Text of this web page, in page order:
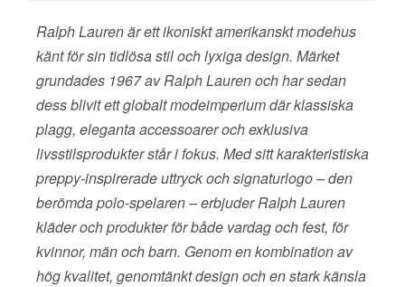
Ralph Lauren är ett ikoniskt amerikanskt modehus
känt för sin tidlösa stil och lyxiga design. Märket
grundades 1967 av Ralph Lauren och har sedan
dess blivit ett globalt modeimperium där klassiska
plagg, eleganta accessoarer och exklusiva
livsstilsprodukter står i fokus. Med sitt karakteristiska
preppy-inspirerade uttryck och signaturlogo – den
berömda polo-spelaren – erbjuder Ralph Lauren
kläder och produkter för både vardag och fest, för
kvinnor, män och barn. Genom en kombination av
hög kvalitet, genomtänkt design och en stark känsla